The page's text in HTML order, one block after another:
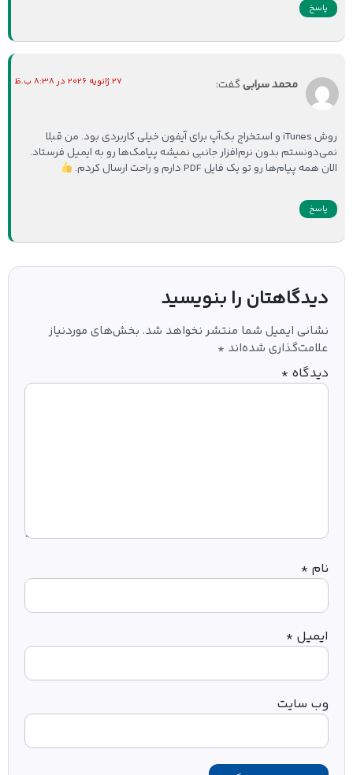
پاسخ
محمد سرابیگفت: 27 ژانویه 2026 در 8:38 ب.ظ
روش iTunes و استخراج بک‌آپ برای آیفون خیلی کاربردی بود. من قبلا
نمی‌دونستم بدون نرم‌افزار جانبی نمیشه پیامک‌ها رو به ایمیل فرستاد.
الان همه پیام‌ها رو تو یک فایل PDF دارم و راحت ارسال کردم.
پاسخ
دیدگاهتان را بنویسید
نشانی ایمیل شما منتشر نخواهد شد. بخش‌های موردنیاز
علامت‌گذاری شده‌اند *
دیدگاه *
نام *
ایمیل *
وب‌ سایت